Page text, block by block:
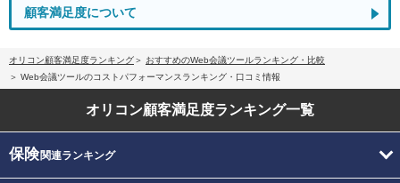
顧客満足度について
オリコン顧客満足度ランキング
おすすめのWeb会議ツールランキング・比較
Web会議ツールのコストパフォーマンスランキング・口コミ情報
オリコン顧客満足度ランキング一覧
保険関連ランキング